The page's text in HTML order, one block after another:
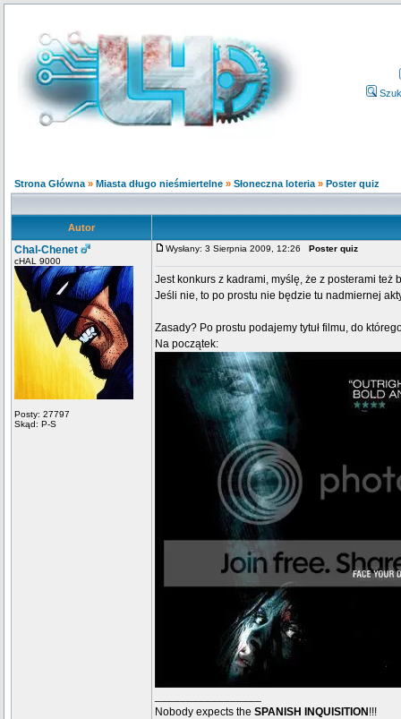
Strona Główna » Miasta długo nieśmiertelne » Słoneczna loteria » Poster quiz
Autor
Chal-Chenet
cHAL 9000
Posty: 27797
Skąd: P-S
Wysłany: 3 Sierpnia 2009, 12:26 Poster quiz
Jest konkurs z kadrami, myślę, że z posterami też
Jeśli nie, to po prostu nie będzie tu nadmiernej
Zasady? Po prostu podajemy tytuł filmu, do
Na początek:
Nobody expects the SPANISH INQUISITION !!!